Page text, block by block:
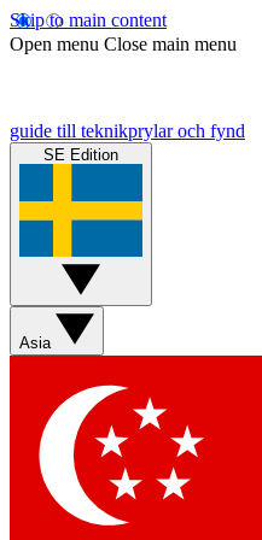
Skip to main content
Open menu Close main menu
guide till teknikprylar och fynd
SE Edition
Asia